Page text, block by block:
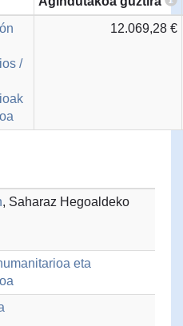
/
12.069,28 €
, Saharaz Hegoaldeko
eta